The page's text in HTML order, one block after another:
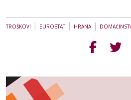
TROŠKOVI | EUROSTAT| HRANA|